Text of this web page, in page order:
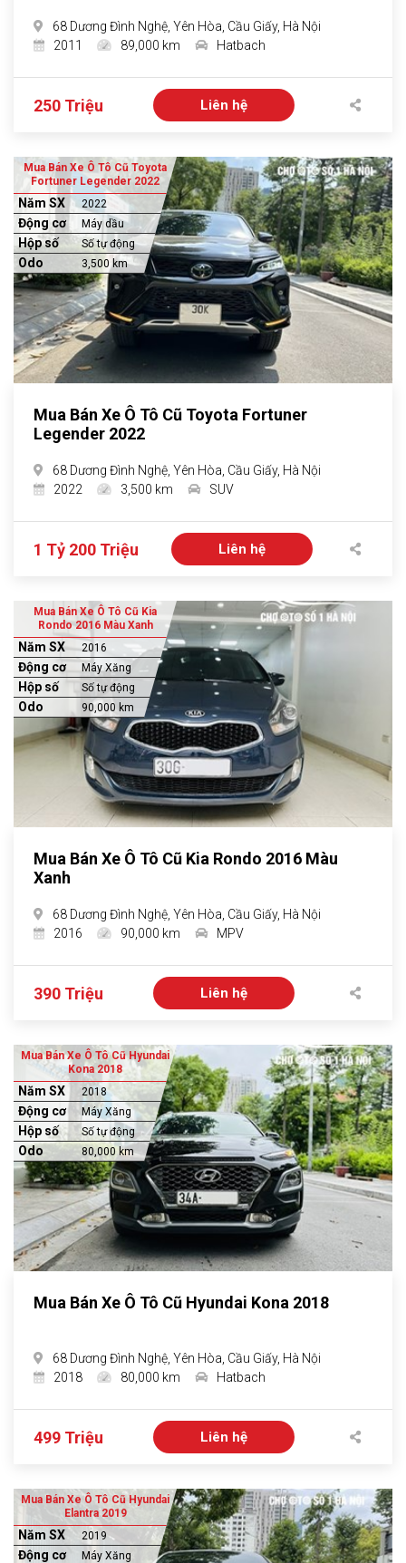
68 Dương Đình Nghệ, Yên Hòa, Cầu Giấy, Hà Nội
2011
89,000 km Hatbach
250 Triệu Liên hệ
Mua Bán Xe Ô Tô Cũ Toyota
Fortuner Legender 2022
Năm SX 2022
Động cơ Máy dầu
Hộp số Số tự động
Odo 3,500 km
Mua Bán Xe Ô Tô Cũ Toyota Fortuner
Legender 2022
68 Dương Đình Nghệ, Yên Hòa, Cầu Giấy, Hà Nội
2022
3,500 km SUV
1 Tỷ 200 Triệu Liên hệ
Mua Bán Xe Ô Tô Cũ Kia
Rondo 2016 Màu Xanh
Năm SX 2016
Động cơ Máy Xăng
Hộp số Số tự động
Odo 90,000 km
Mua Bán Xe Ô Tô Cũ Kia Rondo 2016 Màu
Xanh
68 Dương Đình Nghệ, Yên Hòa, Cầu Giấy, Hà Nội
2016
90,000 km MPV
390 Triệu Liên hệ
Mua Bán Xe Ô Tô Cũ Hyundai
Kona 2018
Năm SX 2018
Động cơ Máy Xăng
Hộp số Số tự động
Odo 80,000 km
Mua Bán Xe Ô Tô Cũ Hyundai Kona 2018
68 Dương Đình Nghệ, Yên Hòa, Cầu Giấy, Hà Nội
2018
80,000 km Hatbach
499 Triệu Liên hệ
Mua Bán Xe Ô Tô Cũ Hyundai
Elantra 2019
Năm SX 2019
Động cơ Máy Xăng